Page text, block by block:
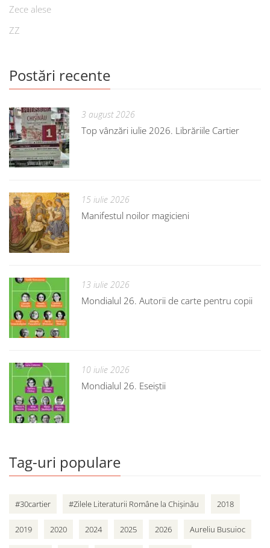
Zece alese
ZZ
Postări recente
3 august 2026
Top vânzări iulie 2026. Librăriile Cartier
15 iulie 2026
Manifestul noilor magicieni
13 iulie 2026
Mondialul 26. Autorii de carte pentru copii
10 iulie 2026
Mondialul 26. Eseiștii
Tag-uri populare
#30cartier #Zilele Literaturii Române la Chișinău 2018
2019 2020 2024 2025 2026 Aureliu Busuioc